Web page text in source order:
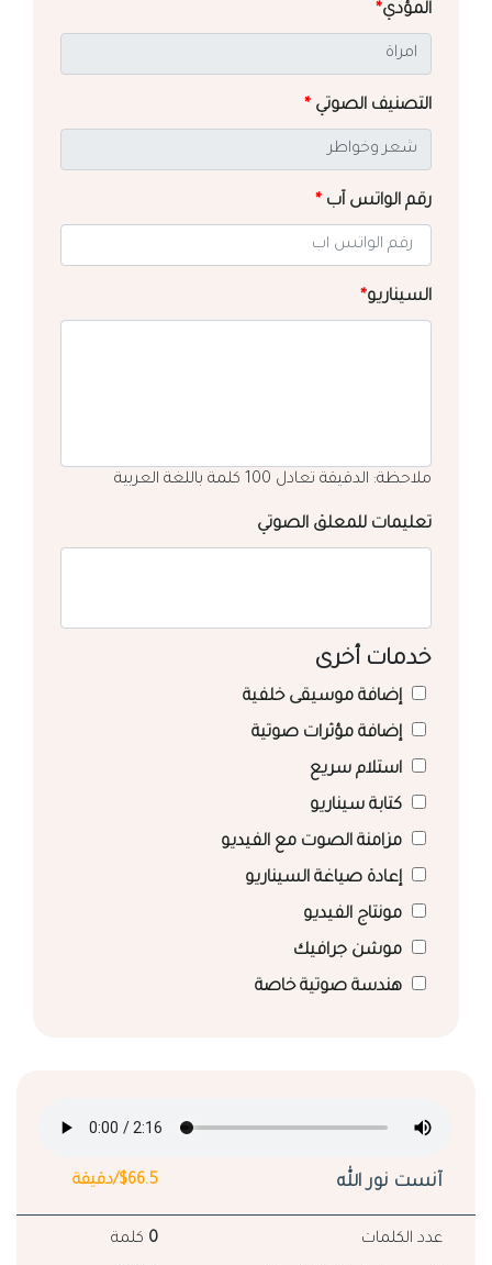
المؤدي*
التصنيف الصوتي *
رقم الواتس آب *
السيناريو*
ملاحظة: الدقيقة تعادل 100 كلمة باللغة العربية
تعليمات للمعلق الصوتي
خدمات أخرى
إضافة موسيقى خلفية
إضافة مؤثرات صوتية
استلام سريع
كتابة سيناريو
مزامنة الصوت مع الفيديو
إعادة صياغة السيناريو
مونتاج الفيديو
موشن جرافيك
هندسة صوتية خاصة
آنست نور الله $66.5/دقيقة
عدد الكلمات 0 كلمة